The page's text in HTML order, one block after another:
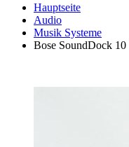
Hauptseite
Audio
Musik Systeme
Bose SoundDock